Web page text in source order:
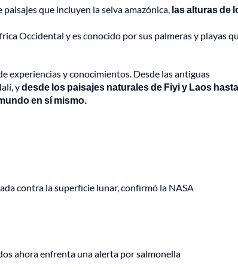
que incluyen la selva amazónica, las alturas de
Occidental y es conocido por sus palmeras y playas
experiencias y conocimientos. Desde las antiguas
ydesde los paisajes naturales de Fiyi y Laos
en sí mismo.
contra la superficie lunar, confirmó la NASA
ahora enfrenta una alerta por salmonella